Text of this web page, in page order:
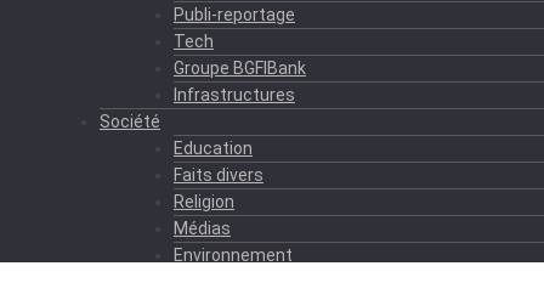
Publi-reportage
Tech
Groupe BGFIBank
Infrastructures
Société
Education
Faits divers
Religion
Médias
Environnement